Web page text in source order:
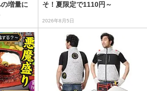
増量に
そ！夏限定で1110円～
2026年8月5日